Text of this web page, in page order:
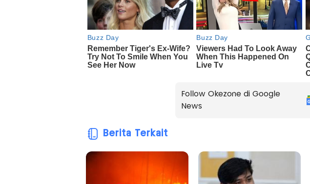
Follow Okezone di Google
News
Berita Terkait